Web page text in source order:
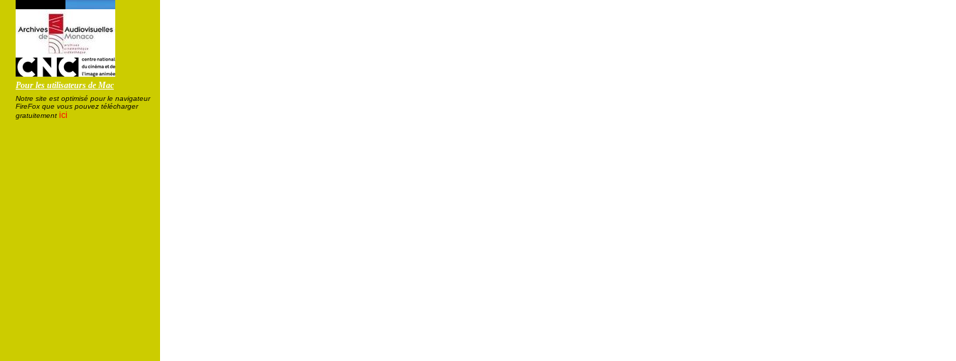
Pour les utilisateurs de Mac
Notre site est optimisé pour le navigateur
FireFox que vous pouvez télécharger
gratuitement ici